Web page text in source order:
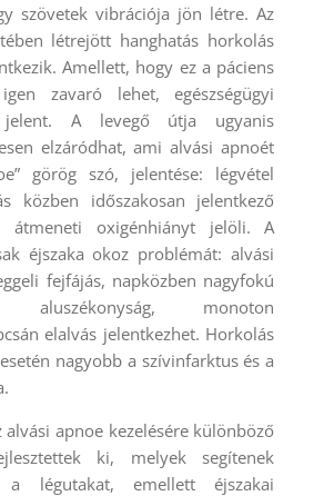
szövetek vibrációja jön létre. Az
létrejött hanghatás horkolás
Amellett, hogy ez a páciens
zavaró lehet, egészségügyi
A levegő útja ugyanis
elzáródhat, ami alvási apnoét
görög szó, jelentése: légvétel
közben időszakosan jelentkező
átmeneti oxigénhiányt jelöli. A
éjszaka okoz problémát: alvási
fejfájás, napközben nagyfokú
aluszékonyság, monoton
elalvás jelentkezhet. Horkolás
nagyobb a szívinfarktus és a
alvási apnoe kezelésére különböző
ki, melyek segítenek
légutakat, emellett éjszakai